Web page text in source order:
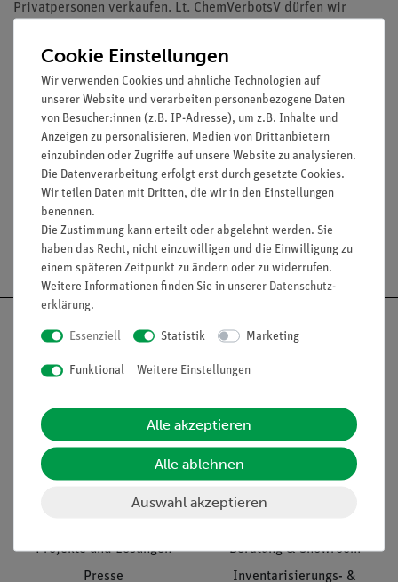
Privatpersonen verkaufen. Lt. ChemVerbotsV dürfen wir
Verwender und öffentliche Forschungs-, Untersuchungs- und
Lehranstalten abgeben.
Media / Downloads
Versandkostenfrei ab 300,- €
Informationen
Projekte und Lösungen
Presse
Beratung & Showroom
Inventarisierungs- &
Cookie Einstellungen
Wir verwenden Cookies und ähnliche Technologien auf
unserer Website und verarbeiten personenbezogene Daten
von Besucher:innen (z.B. IP-Adresse), um z.B. Inhalte und
Anzeigen zu personalisieren, Medien von Drittanbietern
einzubinden oder Zugriffe auf unsere Website zu analysieren.
Die Datenverarbeitung erfolgt erst durch gesetzte Cookies.
Wir teilen Daten mit Dritten, die wir in den Einstellungen
benennen.
Die Zustimmung kann erteilt oder abgelehnt werden. Sie
haben das Recht, nicht einzuwilligen und die Einwilligung zu
einem späteren Zeitpunkt zu ändern oder zu widerrufen.
Weitere Informationen finden Sie in unserer Daten­schutz­
erklärung.
Essenziell Statistik Marketing
Funktional Weitere Einstellungen
Alle akzeptieren
Alle ablehnen
Auswahl akzeptieren